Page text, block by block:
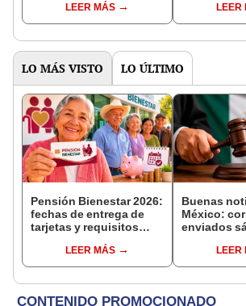
asesinados en CDMX
LEER MÁS
puente
un
LEER
LO MÁS VISTO LO ÚLTIMO
Pensión Bienestar 2026:
fechas de entrega de
tarjetas y requisitos
beneficiarios
LEER MÁS
Buenas
México:
enviados
amparo
desde el
LEER